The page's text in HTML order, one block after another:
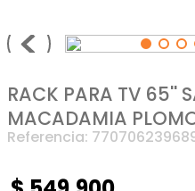
RACK PARA TV 65''
MACADAMIA
Referencia: